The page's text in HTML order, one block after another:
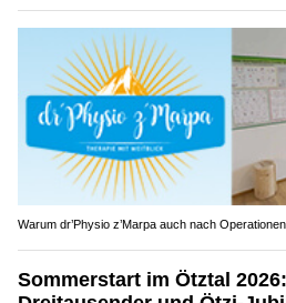
Warum dr’Physio z’Marpa auch nach
Sommerstart im Ötztal